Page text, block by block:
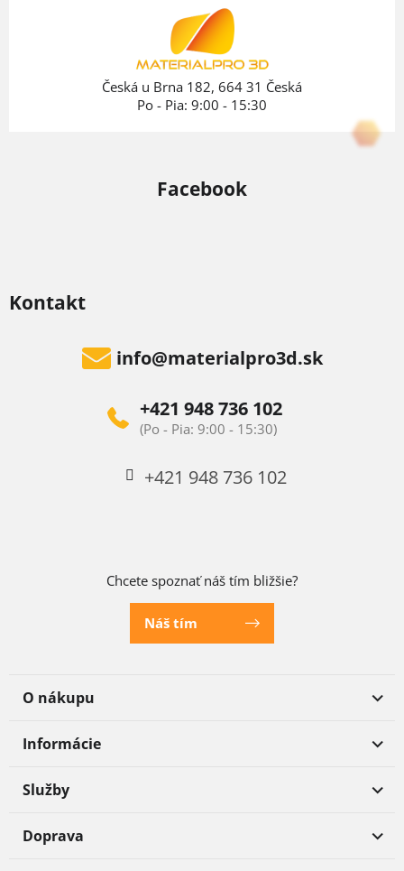
Kontakt
info@materialpro3d.sk
+421 948 736 102
+421 948 736 102
Chcete spoznať náš tím bližšie?
Náš tím
O nákupu
Informácie
Služby
Česká u Brna 182, 664 31 Česká
Po - Pia: 9:00 - 15:30
Facebook
Doprava